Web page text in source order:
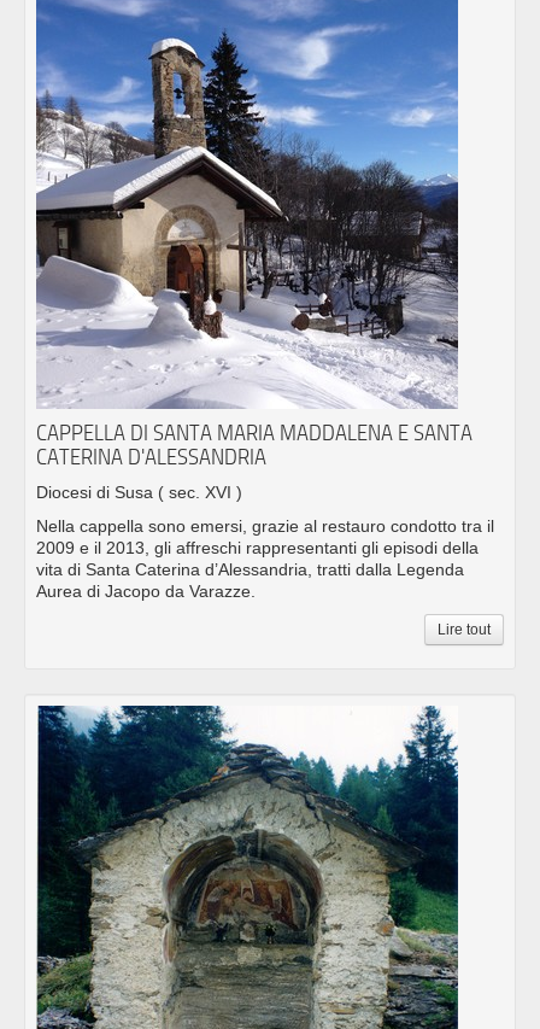
CAPPELLA DI SANTA MARIA MADDALENA E SANTA
CATERINA D'ALESSANDRIA
Diocesi di Susa ( sec. XVI )
Nella cappella sono emersi, grazie al restauro condotto tra il
2009 e il 2013, gli affreschi rappresentanti gli episodi della
vita di Santa Caterina d’Alessandria, tratti dalla Legenda
Aurea di Jacopo da Varazze.
Lire tout